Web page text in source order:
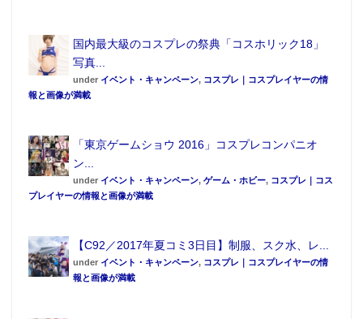
国内最大級のコスプレの祭典「コスホリック18」
写真...
under イベント・キャンペーン, コスプレ｜コスプレイヤーの情
報と画像が満載
「東京ゲームショウ 2016」コスプレコンパニオ
ン...
under イベント・キャンペーン, ゲーム・ホビー, コスプレ｜コス
プレイヤーの情報と画像が満載
【C92／2017年夏コミ3日目】制服、スク水、レ...
under イベント・キャンペーン, コスプレ｜コスプレイヤーの情
報と画像が満載